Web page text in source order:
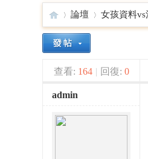
🥇»
論壇
›
女孩資料
查看: 164 | 回復: 0
admin